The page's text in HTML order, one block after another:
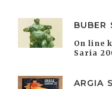
BUBER
On line
Saria
ARGIA